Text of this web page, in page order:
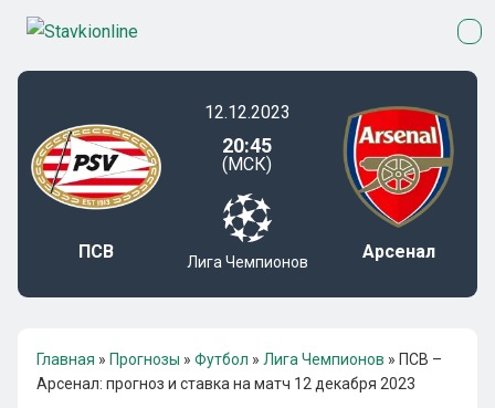
ПСВ
12.12.2023
20:45
(МСК)
Лига Чемпионов Арсенал
Главная » Прогнозы » Футбол » Лига Чемпионов » ПСВ –
Арсенал: прогноз и ставка на матч 12 декабря 2023